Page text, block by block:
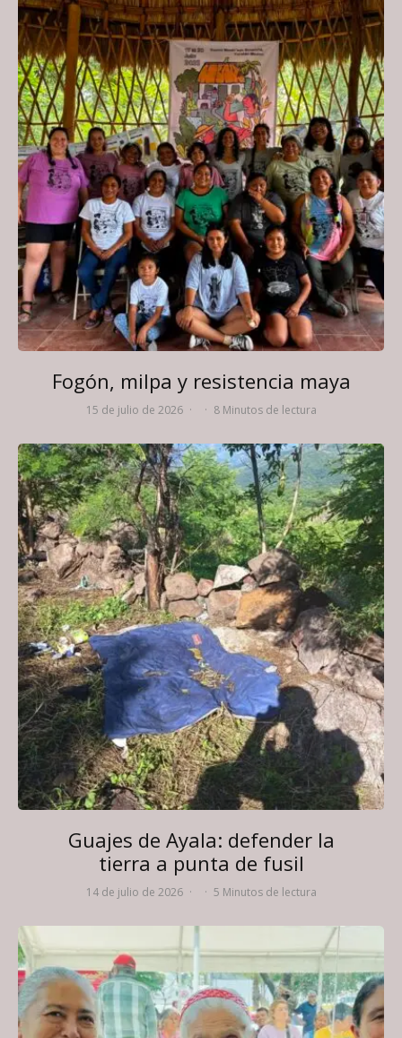
Fogón, milpa y resistencia maya
15 de julio de 2026 · · 8 Minutos de lectura
Guajes de Ayala: defender la
tierra a punta de fusil
14 de julio de 2026 · · 5 Minutos de lectura